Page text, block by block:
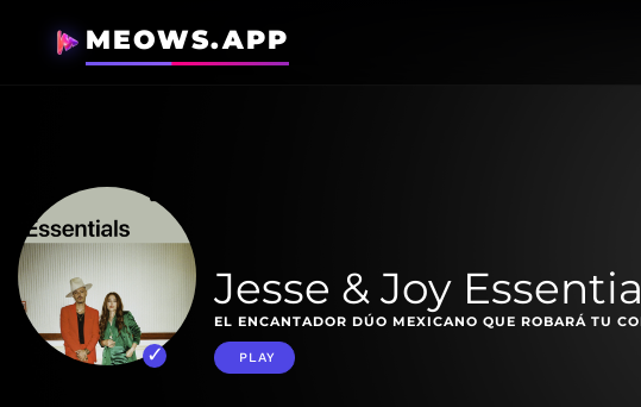
MEOWS.APP
Jesse & Joy
EL ENCANTADOR DÚO MEXICANO QUE ROBARÁ TU
PLAY